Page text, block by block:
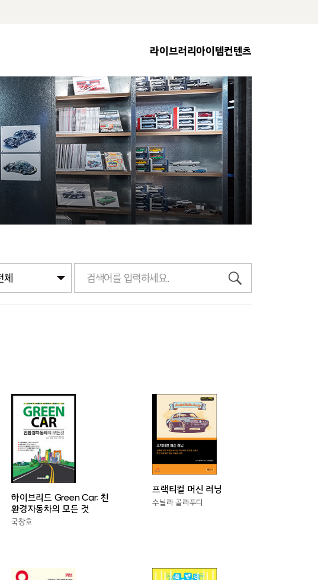
라이브러리아이템컨텐츠
하이브리드 Green Car: 친
환경자동차의 모든 것
국창호
프랙티컬 머신 러닝
수닐라 골라푸디